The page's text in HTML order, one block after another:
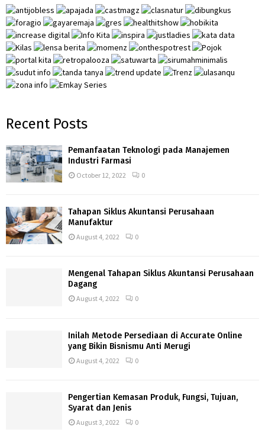
r
:
Recent Posts
Pemanfaatan Teknologi pada Manajemen
Industri Farmasi
October 12, 2022 0
Tahapan Siklus Akuntansi Perusahaan
Manufaktur
August 4, 2022 0
Mengenal Tahapan Siklus Akuntansi Perusahaan
Dagang
August 4, 2022 0
Inilah Metode Persediaan di Accurate Online
yang Bikin Bisnismu Anti Merugi
August 4, 2022 0
Pengertian Kemasan Produk, Fungsi, Tujuan,
Syarat dan Jenis
August 3, 2022 0